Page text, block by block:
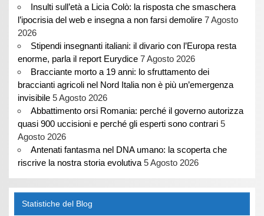
Insulti sull’età a Licia Colò: la risposta che smaschera
l’ipocrisia del web e insegna a non farsi demolire 7 Agosto
2026
Stipendi insegnanti italiani: il divario con l’Europa resta
enorme, parla il report Eurydice 7 Agosto 2026
Bracciante morto a 19 anni: lo sfruttamento dei
braccianti agricoli nel Nord Italia non è più un’emergenza
invisibile 5 Agosto 2026
Abbattimento orsi Romania: perché il governo autorizza
quasi 900 uccisioni e perché gli esperti sono contrari 5
Agosto 2026
Antenati fantasma nel DNA umano: la scoperta che
riscrive la nostra storia evolutiva 5 Agosto 2026
Statistiche del Blog